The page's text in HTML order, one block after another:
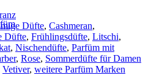
Düfte, Cashmeran,
Düfte, Frühlingsdüfte, Litschi,
, Nischendüfte, Parfüm mit
, Rose, Sommerdüfte für Damen
Vetiver, weitere Parfüm Marken